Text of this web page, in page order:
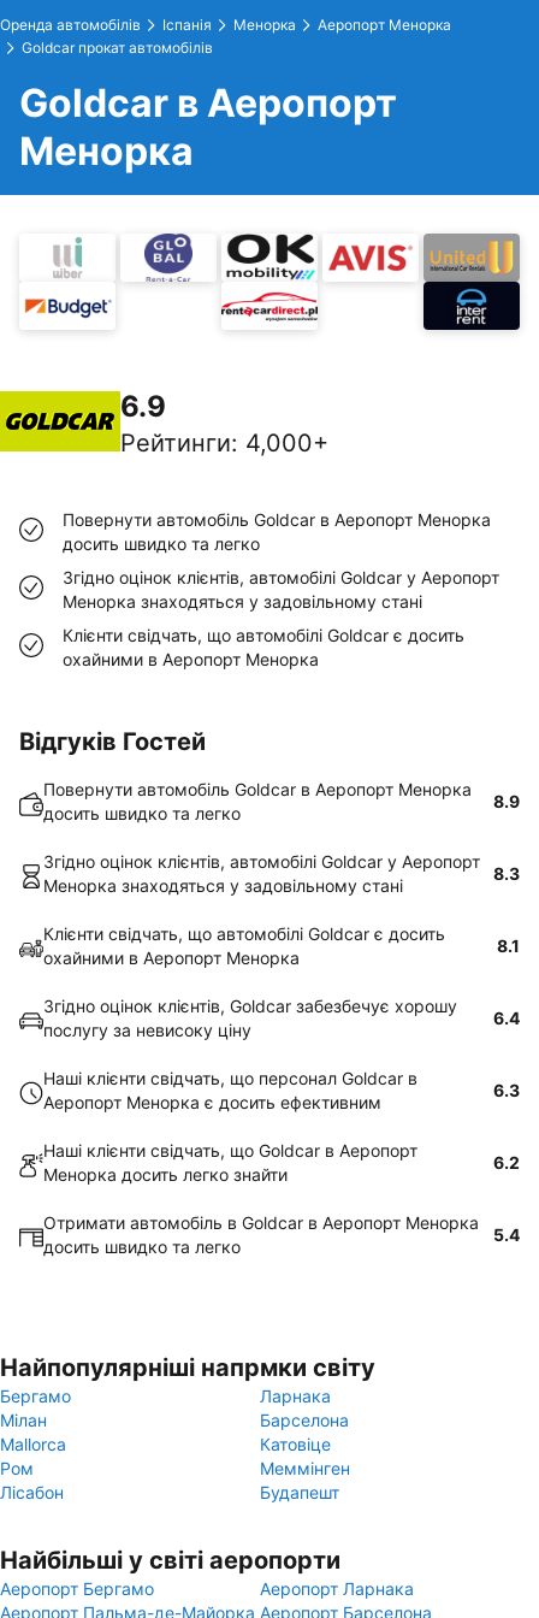
Оренда автомобілів Іспанія Менорка
Аеропорт Менорка
Goldcar прокат автомобілів
Goldcar в Аеропорт
Менорка
6.9
Рейтинги: 4,000+
Повернути автомобіль Goldcar в Аеропорт Менорка
досить швидко та легко
Згідно оцінок клієнтів, автомобілі Goldcar у Аеропорт
Менорка знаходяться у задовільному стані
Клієнти свідчать, що автомобілі Goldcar є досить
охайними в Аеропорт Менорка
Відгуків Гостей
Повернути автомобіль Goldcar в Аеропорт Менорка
досить швидко та легко
8.9
Згідно оцінок клієнтів, автомобілі Goldcar у Аеропорт
Менорка знаходяться у задовільному стані
8.3
Клієнти свідчать, що автомобілі Goldcar є досить
охайними в Аеропорт Менорка
8.1
Згідно оцінок клієнтів, Goldcar забезбечує хорошу
послугу за невисоку ціну
6.4
Наші клієнти свідчать, що персонал Goldcar в
Аеропорт Менорка є досить ефективним
6.3
Наші клієнти свідчать, що Goldcar в Аеропорт
Менорка досить легко знайти
6.2
Отримати автомобіль в Goldcar в Аеропорт Менорка
досить швидко та легко
5.4
Найпопулярніші напрмки світу
Бергамо
Ларнака
Мілан
Барселона
Mallorca
Катовіце
Ром
Меммінген
Лісабон
Будапешт
Найбільші у світі аеропорти
Аеропорт Бергамо
Аеропорт Ларнака
Аеропорт Пальма-де-Майорка Аеропорт Барселона